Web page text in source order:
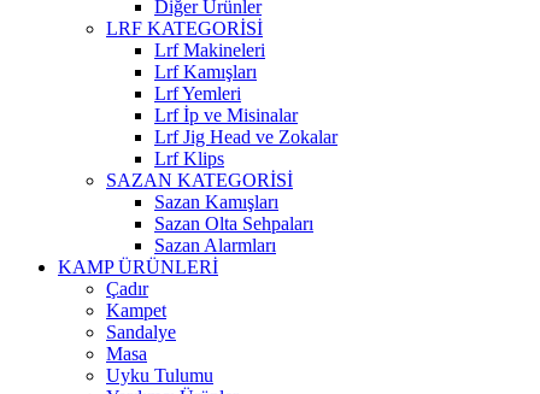
Diğer Ürünler
LRF KATEGORİSİ
Lrf Makineleri
Lrf Kamışları
Lrf Yemleri
Lrf İp ve Misinalar
Lrf Jig Head ve Zokalar
Lrf Klips
SAZAN KATEGORİSİ
Sazan Kamışları
Sazan Olta Sehpaları
Sazan Alarmları
KAMP ÜRÜNLERİ
Çadır
Kampet
Sandalye
Masa
Uyku Tulumu